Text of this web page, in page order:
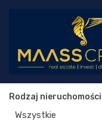
Rodzaj nieruchomości
Wszystkie